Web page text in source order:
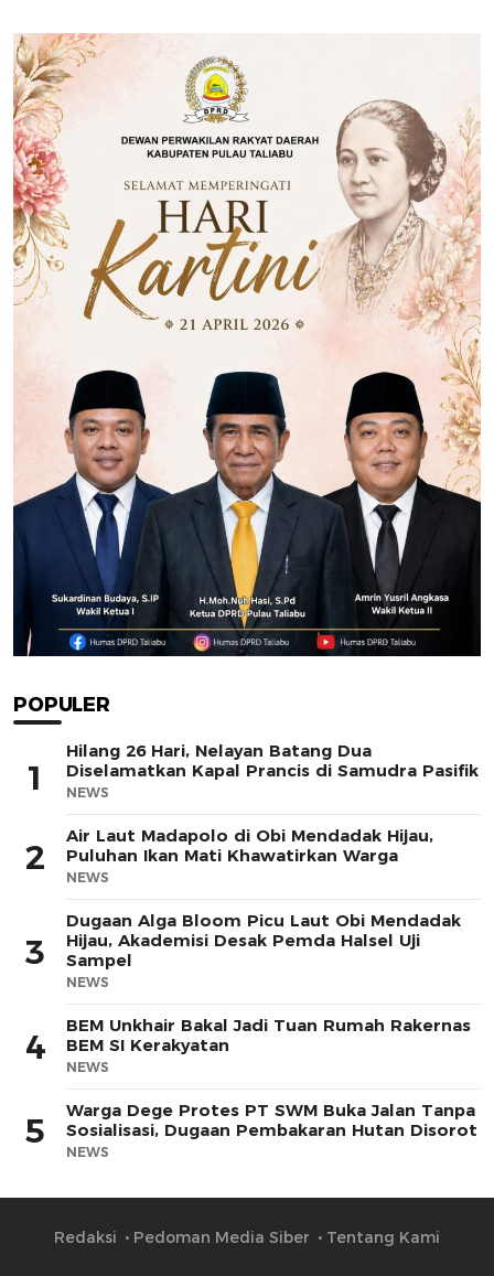
POPULER
1
Hilang 26 Hari, Nelayan Batang Dua
Diselamatkan Kapal Prancis di Samudra Pasifik
NEWS
2
Air Laut Madapolo di Obi Mendadak Hijau,
Puluhan Ikan Mati Khawatirkan Warga
NEWS
3
Dugaan Alga Bloom Picu Laut Obi Mendadak
Hijau, Akademisi Desak Pemda Halsel Uji
Sampel
NEWS
4
BEM Unkhair Bakal Jadi Tuan Rumah Rakernas
BEM SI Kerakyatan
NEWS
5
Warga Dege Protes PT SWM Buka Jalan Tanpa
Sosialisasi, Dugaan Pembakaran Hutan Disorot
NEWS
Redaksi Pedoman Media Siber Tentang Kami